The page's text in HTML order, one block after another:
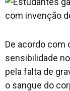
De acordo com
sensibilidade
pela falta de
o sangue do